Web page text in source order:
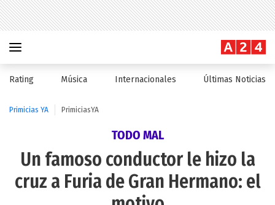
Rating Música Internacionales Últimas Noticias
Primicias YA PrimiciasYA
TODO MAL
Un famoso conductor le hizo la
cruz a Furia de Gran Hermano: el